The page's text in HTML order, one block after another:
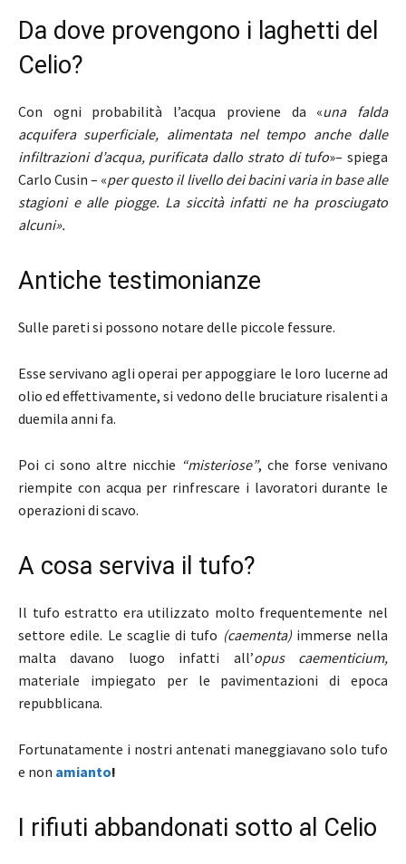
Da dove provengono i laghetti del
Celio?
Con ogni probabilità l’acqua proviene da «una falda
acquifera superficiale, alimentata nel tempo anche dalle
infiltrazioni d’acqua, purificata dallo strato di tufo»– spiega
Carlo Cusin – «per questo il livello dei bacini varia in base alle
stagioni e alle piogge. La siccità infatti ne ha prosciugato
alcuni».
Antiche testimonianze
Sulle pareti si possono notare delle piccole fessure.
Esse servivano agli operai per appoggiare le loro lucerne ad
olio ed effettivamente, si vedono delle bruciature risalenti a
duemila anni fa.
Poi ci sono altre nicchie “misteriose”, che forse venivano
riempite con acqua per rinfrescare i lavoratori durante le
operazioni di scavo.
A cosa serviva il tufo?
Il tufo estratto era utilizzato molto frequentemente nel
settore edile. Le scaglie di tufo (caementa)immerse nella
malta davano luogo infatti all’opus caementicium,
materiale impiegato per le pavimentazioni di epoca
repubblicana.
Fortunatamente i nostri antenati maneggiavano solo tufo
e non amianto!
I rifiuti abbandonati sotto al Celio